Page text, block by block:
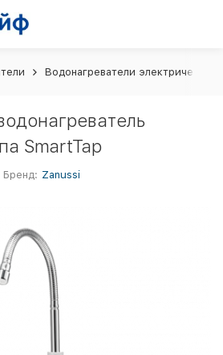
Водонагреватели электрические
SmartTap
Бренд: Zanussi